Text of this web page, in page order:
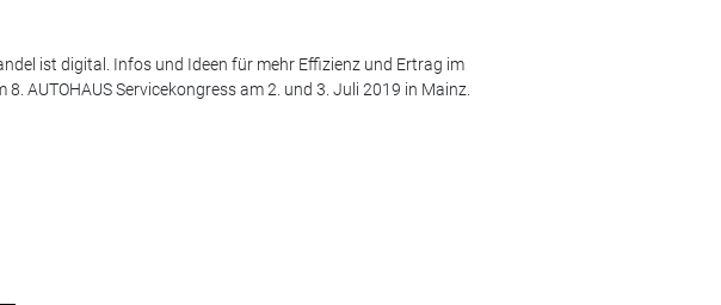
ist digital. Infos und Ideen für mehr Effizienz und Ertrag im
AUTOHAUS Servicekongress am 2. und 3. Juli 2019 in Mainz.